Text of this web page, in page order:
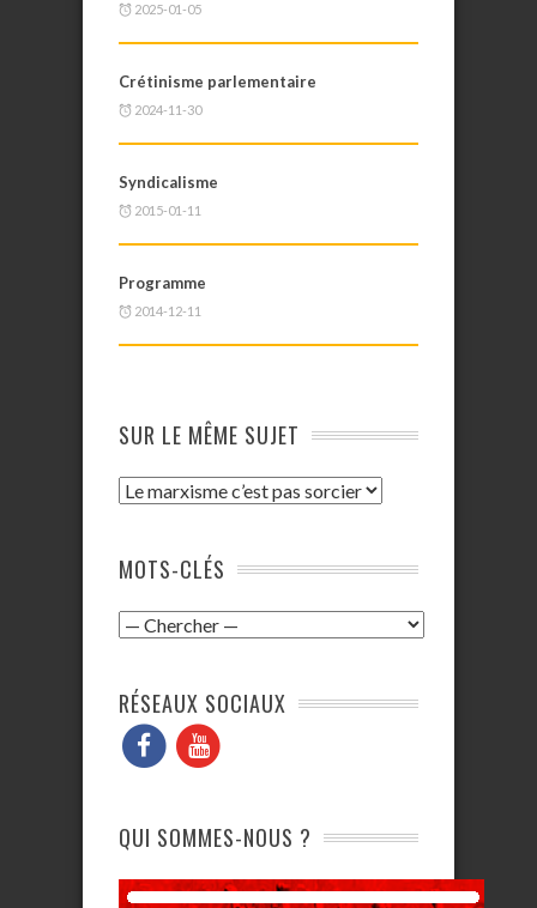
2025-01-05
Crétinisme parlementaire
2024-11-30
Syndicalisme
2015-01-11
Programme
2014-12-11
SUR LE MÊME SUJET
MOTS-CLÉS
RÉSEAUX SOCIAUX
QUI SOMMES-NOUS ?